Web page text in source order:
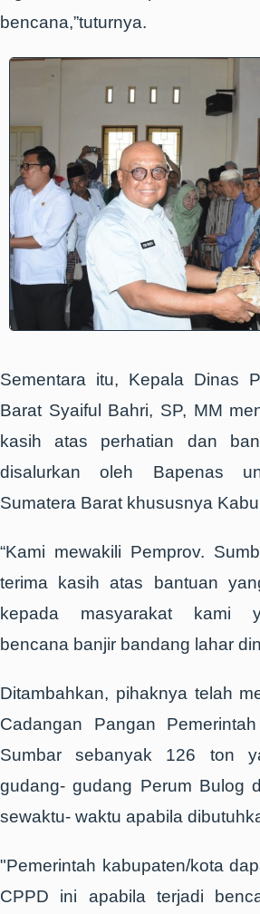
bencana,”tuturnya.
Sementara itu, Kepala Dinas
Barat Syaiful Bahri, SP, MM
kasih atas perhatian dan
disalurkan oleh Bapenas
Sumatera Barat khususnya
“Kami mewakili Pemprov.
terima kasih atas bantuan
kepada masyarakat kami
bencana banjir bandang lahar
Ditambahkan, pihaknya telah
Cadangan Pangan
Sumbar sebanyak 126 ton
gudang- gudang Perum Bulog
sewaktu- waktu apabila
"Pemerintah kabupaten/kota
CPPD ini apabila terjadi